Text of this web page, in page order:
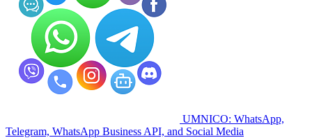
UMNICO: WhatsApp,
Telegram, WhatsApp Business API, and Social Media